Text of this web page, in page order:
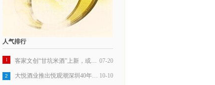
人气排行
07-20
1 客家文创“甘坑米酒”上新，或成行业标杆
10-10
2 大悦酒业推出悦观潮深圳40年纪念米酒